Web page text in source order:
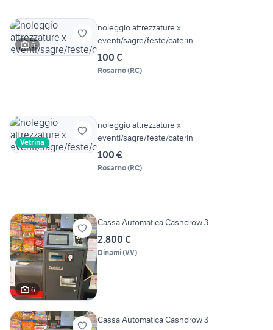
6
noleggio attrezzature x
eventi/sagre/feste/caterin
100 €
Rosarno(RC)
Vetrina
noleggio attrezzature x
eventi/sagre/feste/caterin
100 €
Rosarno(RC)
6
Cassa Automatica Cashdrow 3
2.800 €
Dinami(VV)
Cassa Automatica Cashdrow 3